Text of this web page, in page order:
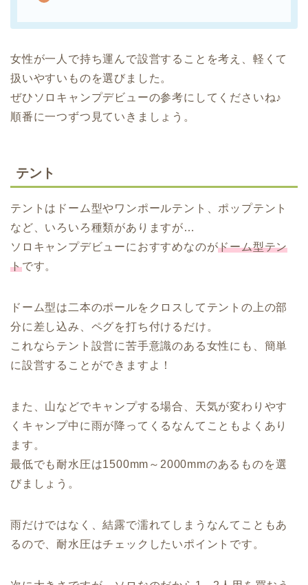
女性が一人で持ち運んで設営することを考え、軽くて
扱いやすいものを選びました。
ぜひソロキャンプデビューの参考にしてくださいね♪
順番に一つずつ見ていきましょう。
テント
テントはドーム型やワンポールテント、ポップテント
など、いろいろ種類がありますが…
ソロキャンプデビューにおすすめなのがドーム型テン
トです。
ドーム型は二本のポールをクロスしてテントの上の部
分に差し込み、ペグを打ち付けるだけ。
これならテント設営に苦手意識のある女性にも、簡単
に設営することができますよ！
また、山などでキャンプする場合、天気が変わりやす
くキャンプ中に雨が降ってくるなんてこともよくあり
ます。
最低でも耐水圧は1500mm～2000mmのあるものを選
びましょう。
雨だけではなく、結露で濡れてしまうなんてこともあ
るので、耐水圧はチェックしたいポイントです。